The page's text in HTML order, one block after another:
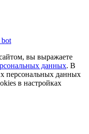
вы выражаете
данных. В
персональных данных
в настройках